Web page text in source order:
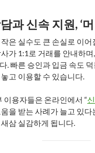
과 신속 지원, ‘
은 실수도 큰 손실로 이어
가 1:1로 거래를 안내하
. 빠른 승인과 입금 속도
고 이용할 수 있습니다.
이용자들은 온라인에서 “
을 받는 사례가 늘고 있다
삼 실감하게 됩니다.